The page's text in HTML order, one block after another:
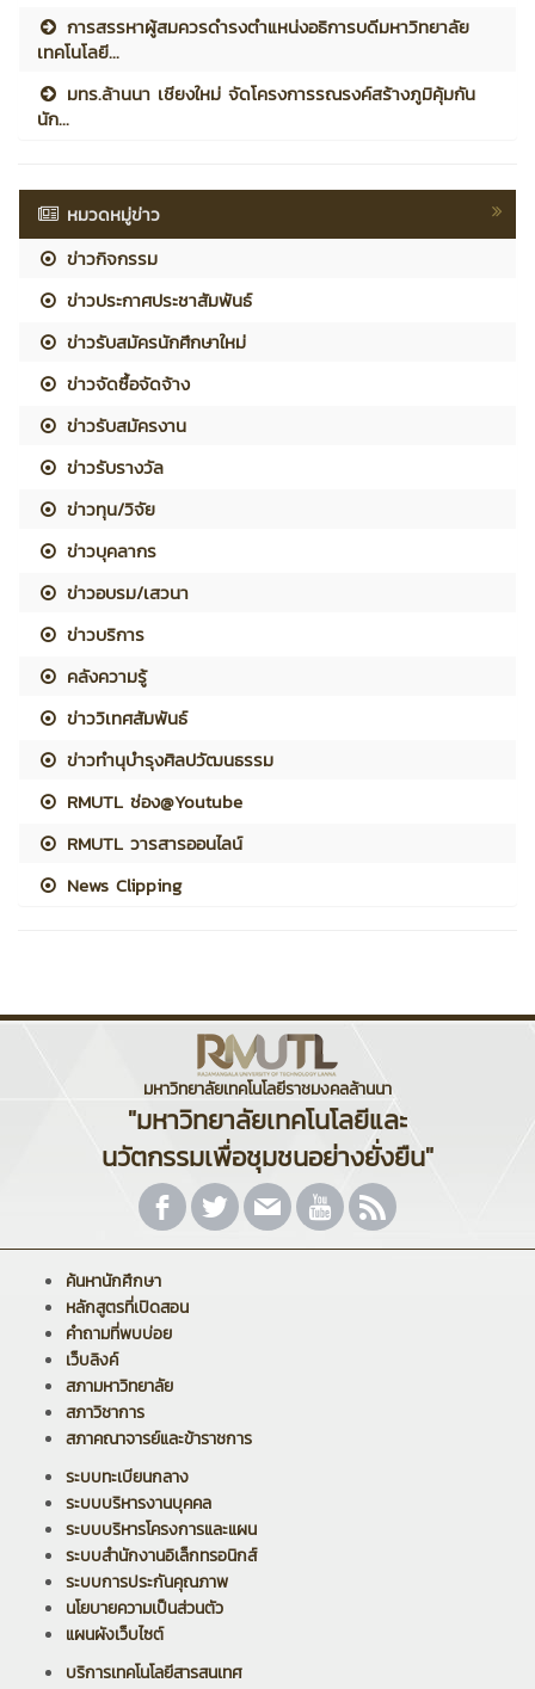
การสรรหาผู้สมควรดำรงตำแหน่งอธิการบดีมหาวิทยาลัย
เทคโนโลยี...
มทร.ล้านนา เชียงใหม่ จัดโครงการรณรงค์สร้างภูมิคุ้มกัน
นัก...
หมวดหมู่ข่าว
ข่าวกิจกรรม
ข่าวประกาศประชาสัมพันธ์
ข่าวรับสมัครนักศึกษาใหม่
ข่าวจัดซื้อจัดจ้าง
ข่าวรับสมัครงาน
ข่าวรับรางวัล
ข่าวทุน/วิจัย
ข่าวบุคลากร
ข่าวอบรม/เสวนา
ข่าวบริการ
คลังความรู้
ข่าววิเทศสัมพันธ์
ข่าวทำนุบำรุงศิลปวัฒนธรรม
RMUTL ช่อง@Youtube
RMUTL วารสารออนไลน์
News Clipping
มหาวิทยาลัยเทคโนโลยีราชมงคลล้านนา
"มหาวิทยาลัยเทคโนโลยีและ
นวัตกรรมเพื่อชุมชนอย่างยั่งยืน"
ค้นหานักศึกษา
หลักสูตรที่เปิดสอน
คำถามที่พบบ่อย
เว็บลิงค์
สภามหาวิทยาลัย
สภาวิชาการ
สภาคณาจารย์และข้าราชการ
ระบบทะเบียนกลาง
ระบบบริหารงานบุคคล
ระบบบริหารโครงการและแผน
ระบบสำนักงานอิเล็กทรอนิกส์
ระบบการประกันคุณภาพ
นโยบายความเป็นส่วนตัว
แผนผังเว็บไซต์
บริการเทคโนโลยีสารสนเทศ